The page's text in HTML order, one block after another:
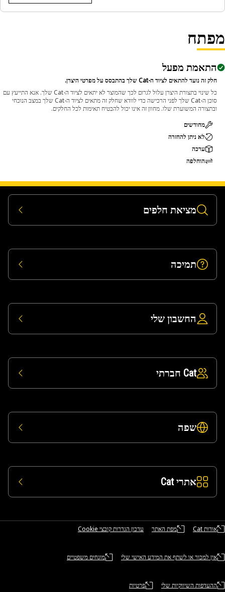
התאמת מפעל
חלק זה נועד להתאים לציוד ה-Cat שלך בהתבסס על מפרטי היצרן.
כל שינוי בתצורת היצרן עלול לגרום לכך שהמוצר לא יתאים לציוד ה-Cat שלך. אנא התייעץ עם
סוכן ה-Cat שלך לפני הרכישה כדי לוודא שחלק זה מתאים לציוד ה-Cat שלך במצב הנוכחי
ובתצורה המשוערת שלו. מחוון זה אינו יכול להבטיח תאימות לכל החלקים.
מחודשים
לא ניתן להחזרה
ערכה
הוחלפה
מציאת חלפים
תמיכה
החשבון שלי
Cat חברתי
שפה
אתרי Cat
אודות Cat מפת האתר עדכון הגדרות קובצי Cookie
אין למכור או לשתף את המידע האישי שלי מונחים משפטיים
ההעדפות השיווקיות שלי פרטיות